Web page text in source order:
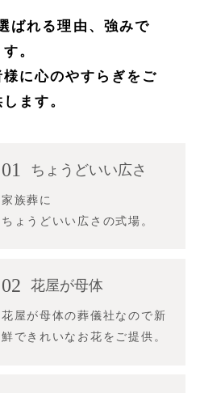
ばれる理由、強みで
す。
に心のやすらぎをご
ます。
01 ちょうどいい広さ
家族葬に
ちょうどいい広さの式場。
02 花屋が母体
花屋が母体の葬儀社なので新
鮮できれいなお花をご提供。